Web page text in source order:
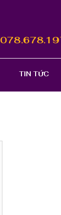
TIN TỨC